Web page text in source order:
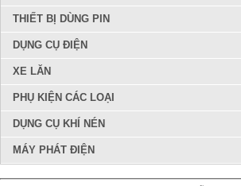
THIẾT BỊ DÙNG PIN
DỤNG CỤ ĐIỆN
XE LĂN
PHỤ KIỆN CÁC LOẠI
DỤNG CỤ KHÍ NÉN
MÁY PHÁT ĐIỆN